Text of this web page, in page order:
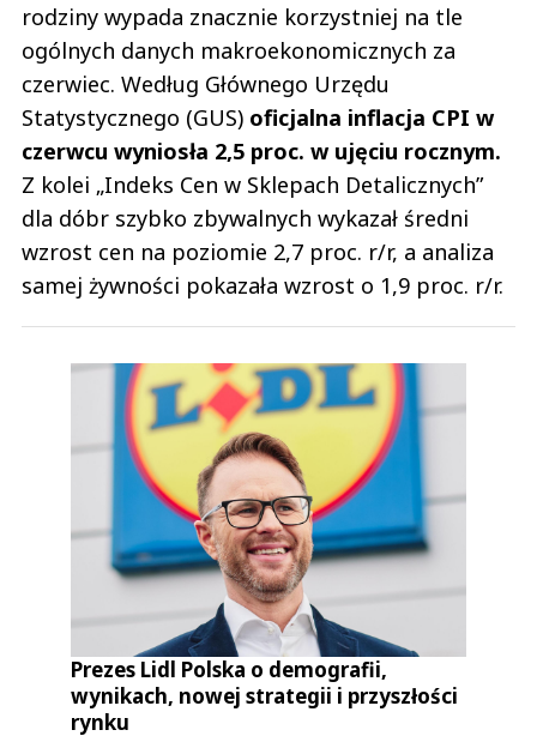
rodziny wypada znacznie korzystniej na tle
ogólnych danych makroekonomicznych za
czerwiec. Według Głównego Urzędu
Statystycznego (GUS) oficjalna inflacja CPI w
czerwcu wyniosła 2,5 proc. w ujęciu rocznym.
Z kolei „Indeks Cen w Sklepach Detalicznych”
dla dóbr szybko zbywalnych wykazał średni
wzrost cen na poziomie 2,7 proc. r/r, a analiza
samej żywności pokazała wzrost o 1,9 proc. r/r.
Prezes Lidl Polska o demografii,
wynikach, nowej strategii i przyszłości
rynku